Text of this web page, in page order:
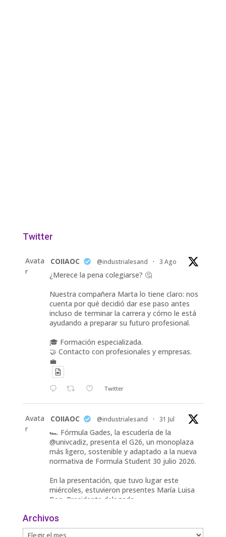
Twitter
Avata
r
COIIAOC @industrialesand · 3 Ago
¿Merece la pena colegiarse? 🤔
Nuestra compañera Marta lo tiene claro: nos
cuenta por qué decidió dar ese paso antes
incluso de terminar la carrera y cómo le está
ayudando a preparar su futuro profesional.
🎓 Formación especializada.
🤝 Contacto con profesionales y empresas.
💼
Twitter
Avata
r
COIIAOC @industrialesand · 31 Jul
🏎️ Fórmula Gades, la escudería de la
@univcadiz, presenta el G26, un monoplaza
más ligero, sostenible y adaptado a la nueva
normativa de Formula Student 30 julio 2026.
En la presentación, que tuvo lugar este
miércoles, estuvieron presentes María Luisa
Bea, Presidenta delegada
Twitter
Archivos